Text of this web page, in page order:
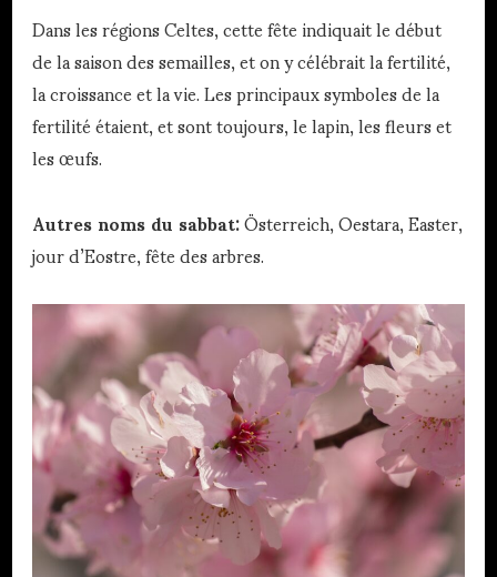
Dans les régions Celtes, cette fête indiquait le début
de la saison des semailles, et on y célébrait la fertilité,
la croissance et la vie. Les principaux symboles de la
fertilité étaient, et sont toujours, le lapin, les fleurs et
les œufs.
Autres noms du sabbat:Österreich, Oestara, Easter,
jour d’Eostre, fête des arbres.